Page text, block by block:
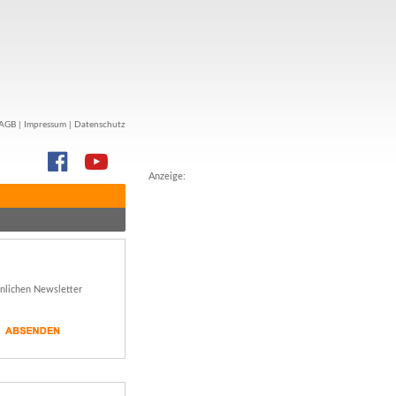
Anzeige:
Impressum Datenschutz
Newsletter